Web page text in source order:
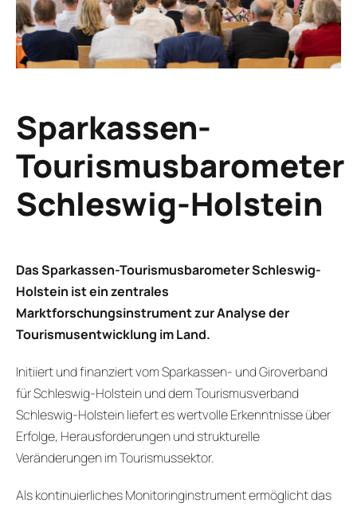
Sparkassen-
Tourismusbarometer
Schleswig-Holstein
Das Sparkassen-Tourismusbarometer Schleswig-
Holstein ist ein zentrales
Marktforschungsinstrument zur Analyse der
Tourismusentwicklung im Land.
Initiiert und finanziert vom Sparkassen- und Giroverband
für Schleswig-Holstein und dem Tourismusverband
Schleswig-Holstein liefert es wertvolle Erkenntnisse über
Erfolge, Herausforderungen und strukturelle
Veränderungen im Tourismussektor.
Als kontinuierliches Monitoringinstrument ermöglicht das